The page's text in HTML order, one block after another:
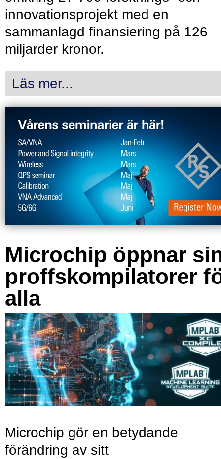
innovationsprojekt med en
sammanlagd finansiering på 126
miljarder kronor.
Läs mer...
Microchip öppnar
proffskompilatorer
alla
Microchip gör en betydande
förändring av sitt